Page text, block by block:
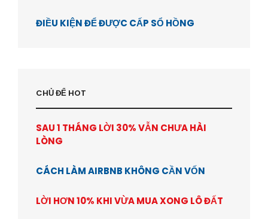
ĐIỀU KIỆN ĐỂ ĐƯỢC CẤP SỔ HỒNG
CHỦ ĐỂ HOT
SAU 1 THÁNG LỜI 30% VẪN CHƯA HÀI
LÒNG
CÁCH LÀM AIRBNB KHÔNG CẦN VỐN
LỜI HƠN 10% KHI VỪA MUA XONG LÔ ĐẤT